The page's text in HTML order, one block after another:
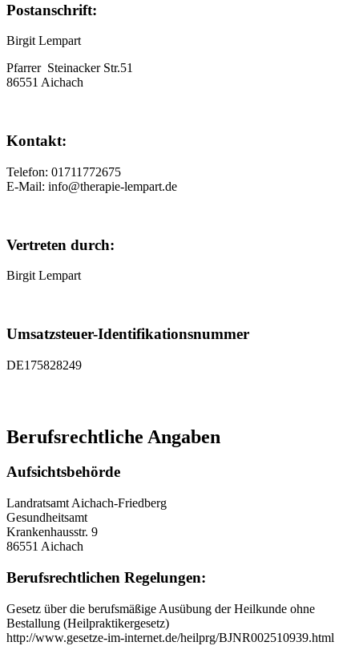
Postanschrift:
Birgit Lempart
Pfarrer Steinacker Str.51
86551 Aichach
Kontakt:
Telefon: 01711772675
E-Mail: info@therapie-lempart.de
Vertreten durch:
Birgit Lempart
Umsatzsteuer-Identifikationsnummer
DE175828249
Berufsrechtliche Angaben
Aufsichtsbehörde
Landratsamt Aichach-Friedberg
Gesundheitsamt
Krankenhausstr. 9
86551 Aichach
Berufsrechtlichen Regelungen:
Gesetz über die berufsmäßige Ausübung der Heilkunde ohne
Bestallung (Heilpraktikergesetz)
http://www.gesetze-im-internet.de/heilprg/BJNR002510939.html